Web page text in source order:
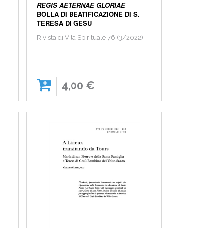
REGIS AETERNAE GLORIAE
BOLLA DI BEATIFICAZIONE DI S.
TERESA DI GESÙ
Rivista di Vita Spirituale 76 (3/2022)
4,00 €